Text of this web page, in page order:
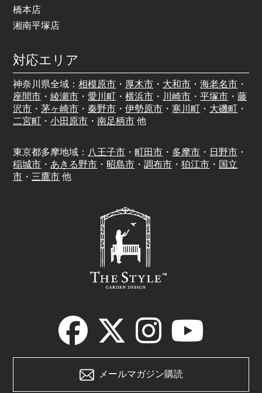
橋本店
湘南平塚店
対応エリア
神奈川県全域：相模原市 ・ 厚木市 ・ 大和市 ・海老名市 ・
座間市 ・綾瀬市 ・愛川町 ・横浜市 ・ 川崎市 ・平塚市 ・藤
沢市 ・茅ヶ崎市 ・ 秦野市 ・伊勢原市 ・ 寒川町 ・ 大磯町 ・
二宮町 ・小田原市 ・南足柄市 他
東京都多摩地域： 八王子市 ・町田市 ・ 多摩市 ・ 日野市 ・
稲城市 ・ あきる野市 ・ 昭島市 ・調布市 ・狛江市 ・ 国立
市 ・ 三鷹市 他
メールマガジン購読